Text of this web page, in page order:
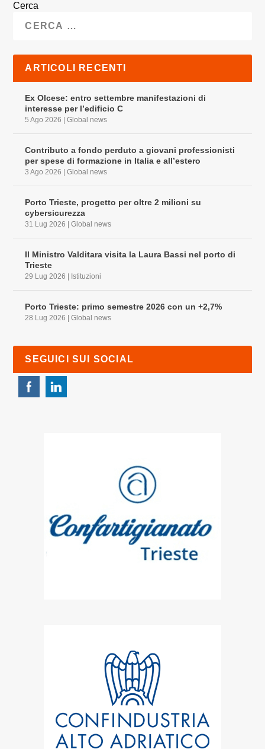
Cerca
ARTICOLI RECENTI
Ex Olcese: entro settembre manifestazioni di
interesse per l’edificio C
5 Ago 2026 |Global news
Contributo a fondo perduto a giovani professionisti
per spese di formazione in Italia e all’estero
3 Ago 2026 |Global news
Porto Trieste, progetto per oltre 2 milioni su
cybersicurezza
31 Lug 2026 |Global news
Il Ministro Valditara visita la Laura Bassi nel porto di
Trieste
29 Lug 2026 Istituzioni
Porto Trieste: primo semestre 2026 con un +2,7%
28 Lug 2026 |Global news
SEGUICI SUI SOCIAL